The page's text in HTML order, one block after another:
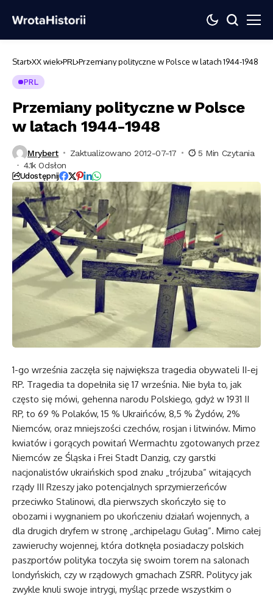
Start XX wiek PRL Przemiany polityczne w Polsce w latach 1944-1948
PRL
Przemiany polityczne w Polsce
w latach 1944-1948
Mrybert Zaktualizowano 2012-07-17
5 Min Czytania
4.1k Odsłon
Udostępnij
1-go września zaczęła się największa tragedia obywateli II-ej
RP. Tragedia ta dopełniła się 17 września. Nie była to, jak
często się mówi, gehenna narodu Polskiego, gdyż w 1931 II
RP, to 69 % Polaków, 15 % Ukraińców, 8,5 % Żydów, 2%
Niemców, oraz mniejszości czechów, rosjan i litwinów. Mimo
kwiatów i gorących powitań Wermachtu zgotowanych przez
Niemców ze Śląska i Frei Stadt Danzig, czy garstki
nacjonalistów ukraińskich spod znaku „trójzuba” witających
rządy III Rzeszy jako potencjalnych sprzymierzeńców
przeciwko Stalinowi, dla pierwszych skończyło się to
obozami i wygnaniem po ukończeniu działań wojennych, a
dla drugich dryfem w stronę „archipelagu Gułag”. Mimo całej
zawieruchy wojennej, która dotknęła posiadaczy polskich
paszportów polityka toczyła się swoim torem na salonach
londyńskich, czy w rządowych gmachach ZSRR. Politycy jak
zwykle knuli swoje intrygi, myśląc przede wszystkim o